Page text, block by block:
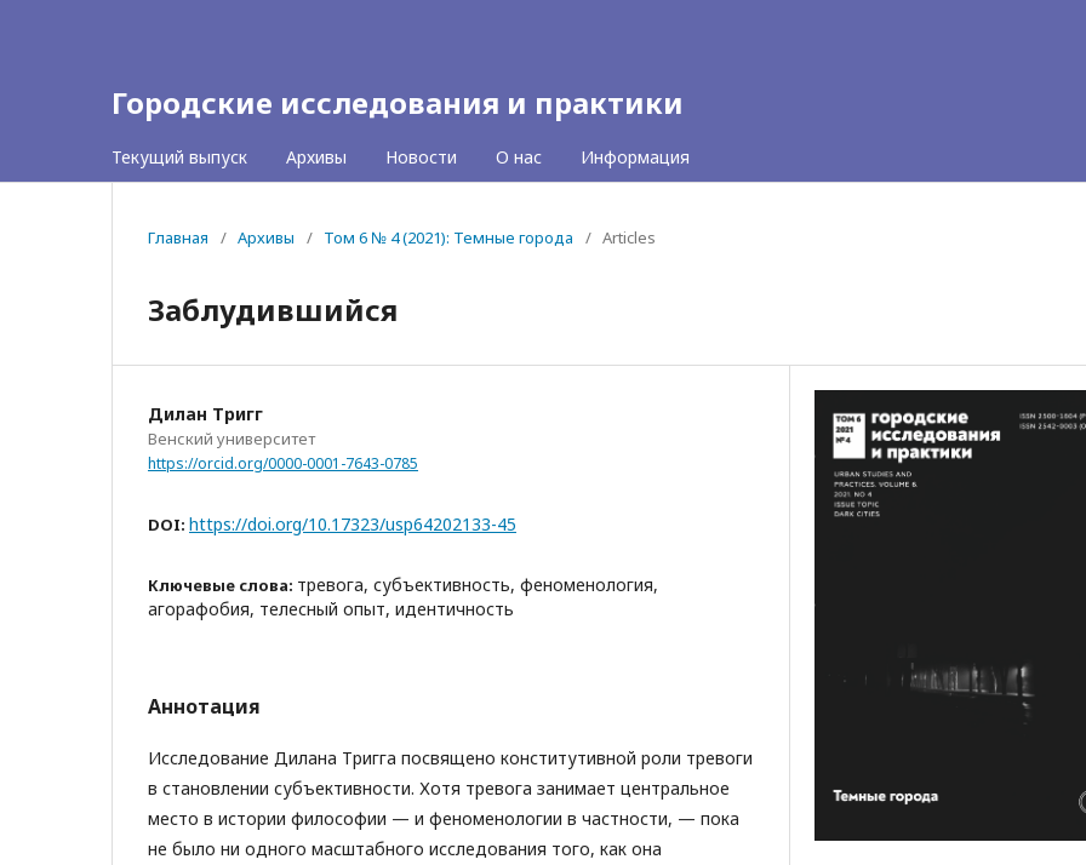
Городские исследования и практики
Текущий выпуск Архивы Новости О нас Информация
Главная / Архивы / Том 6 № 4 (2021): Темные города / Articles
Заблудившийся
Дилан Тригг
Венский университет
https://orcid.org/0000-0001-7643-0785
DOI: https://doi.org/10.17323/usp64202133-45
Ключевые слова: тревога, субъективность, феноменология,
агорафобия, телесный опыт, идентичность
Аннотация
Исследование Дилана Тригга посвящено конститутивной роли тревоги
в становлении субъективности. Хотя тревога занимает центральное
место в истории философии — и феноменологии в частности, — пока
не было ни одного масштабного исследования того, как она